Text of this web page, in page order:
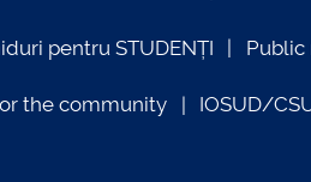
pentru STUDENȚI Public
the community IOSUD/